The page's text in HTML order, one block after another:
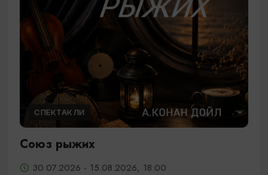
СПЕКТАКЛИ
Союз рыжих
30.07.2026 - 15.08.2026, 18:00